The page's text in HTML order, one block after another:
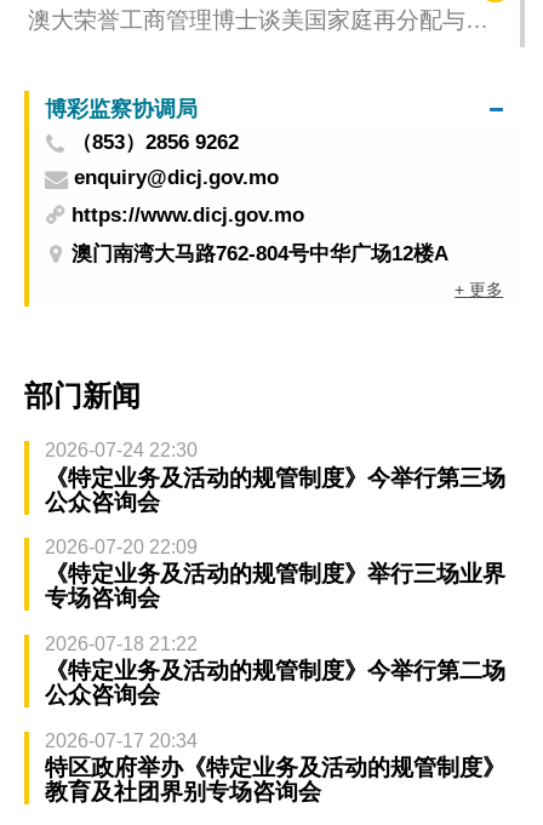
澳大荣誉工商管理博士谈美国家庭再分配与保
博彩监察协调局
（853）2856 9262
enquiry@dicj.gov.mo
https://www.dicj.gov.mo
澳门南湾大马路762-804号中华广场12楼A
+ 更多
部门新闻
2026-07-24 22:30
《特定业务及活动的规管制度》今举行第三场
公众咨询会
2026-07-20 22:09
《特定业务及活动的规管制度》举行三场业界
专场咨询会
2026-07-18 21:22
《特定业务及活动的规管制度》今举行第二场
公众咨询会
2026-07-17 20:34
特区政府举办《特定业务及活动的规管制度》
教育及社团界别专场咨询会